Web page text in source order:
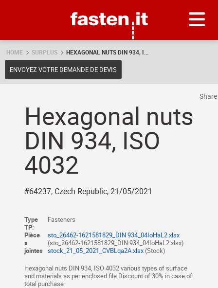
HOME SURPLUS HEXAGONAL NUTS DIN 934, I...
ENVOYEZ VOTRE DEMANDE DE DEVIS
Hexagonal nuts
DIN 934, ISO
4032
#64237, Czech Republic, 21/05/2021
Type
TP:
Fasteners
Pièce
s
jointes
sto_26462-1621581829_DIN 934_04IoHaL2.xlsx
(sto_26462-1621581829_DIN 934_04IoHaL2.xlsx)
stock_21_05_2021_CVBLqa2A.xlsx (Stock)
Hexagonal nuts DIN 934, ISO 4032 various types of surface
and materials as per enclosed file Discount of 30% in case of
total purchase
Share